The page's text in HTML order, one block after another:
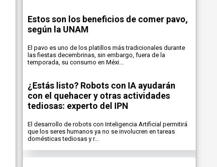
Estos son los beneficios de comer pavo,
según la UNAM
El pavo es uno de los platillos más tradicionales durante
las fiestas decembrinas, sin embargo, fuera de la
temporada, su consumo en Méxi...
¿Estás listo? Robots con IA ayudarán
con el quehacer y otras actividades
tediosas: experto del IPN
El desarrollo de robots con Inteligencia Artificial permitirá
que los seres humanos ya no se involucren en tareas
domésticas tediosas y r...